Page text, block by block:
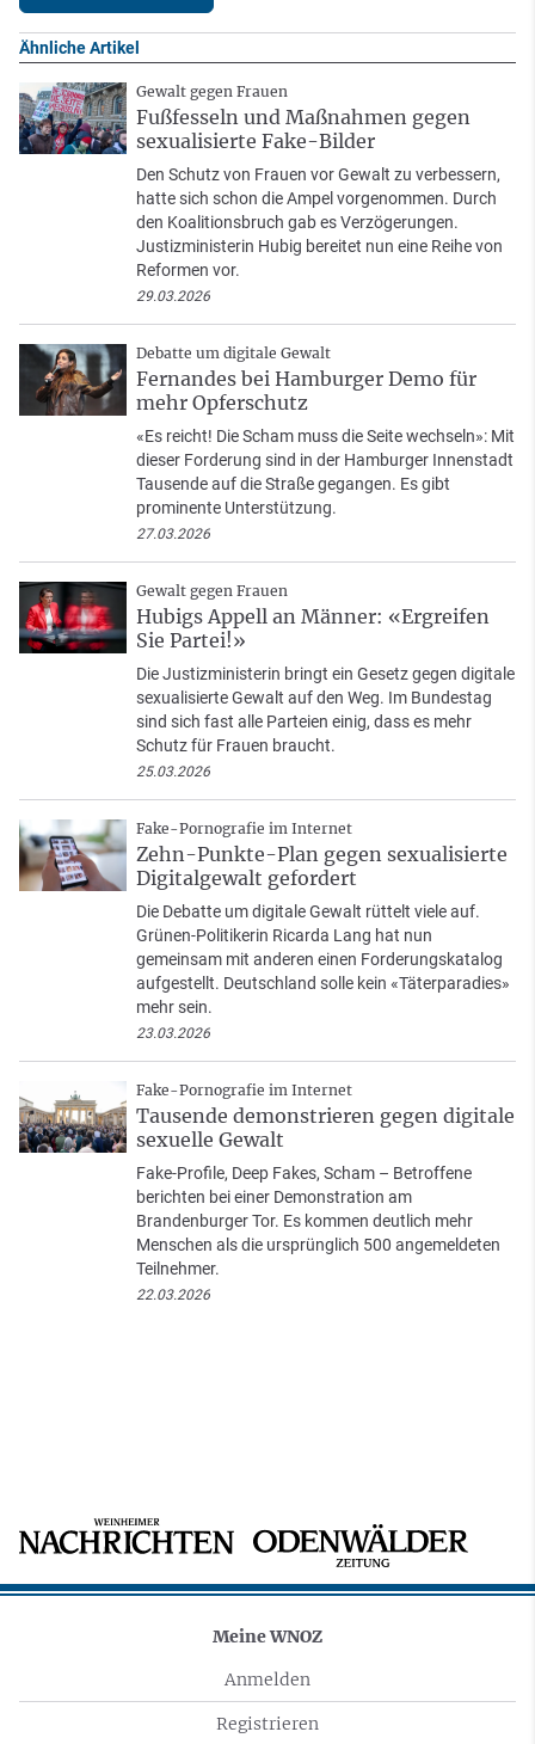
Ähnliche Artikel
Gewalt gegen Frauen
Fußfesseln und Maßnahmen gegen
sexualisierte Fake-Bilder
Den Schutz von Frauen vor Gewalt zu verbessern,
hatte sich schon die Ampel vorgenommen. Durch
den Koalitionsbruch gab es Verzögerungen.
Justizministerin Hubig bereitet nun eine Reihe von
Reformen vor.
29.03.2026
Debatte um digitale Gewalt
Fernandes bei Hamburger Demo für
mehr Opferschutz
«Es reicht! Die Scham muss die Seite wechseln»: Mit
dieser Forderung sind in der Hamburger Innenstadt
Tausende auf die Straße gegangen. Es gibt
prominente Unterstützung.
27.03.2026
Gewalt gegen Frauen
Hubigs Appell an Männer: «Ergreifen
Sie Partei!»
Die Justizministerin bringt ein Gesetz gegen digitale
sexualisierte Gewalt auf den Weg. Im Bundestag
sind sich fast alle Parteien einig, dass es mehr
Schutz für Frauen braucht.
25.03.2026
Fake-Pornografie im Internet
Zehn-Punkte-Plan gegen sexualisierte
Digitalgewalt gefordert
Die Debatte um digitale Gewalt rüttelt viele auf.
Grünen-Politikerin Ricarda Lang hat nun
gemeinsam mit anderen einen Forderungskatalog
aufgestellt. Deutschland solle kein «Täterparadies»
mehr sein.
23.03.2026
Fake-Pornografie im Internet
Tausende demonstrieren gegen digitale
sexuelle Gewalt
Fake-Profile, Deep Fakes, Scham – Betroffene
berichten bei einer Demonstration am
Brandenburger Tor. Es kommen deutlich mehr
Menschen als die ursprünglich 500 angemeldeten
Teilnehmer.
22.03.2026
Meine WNOZ
Anmelden
Registrieren